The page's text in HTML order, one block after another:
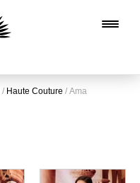
/ Haute Couture / Ama